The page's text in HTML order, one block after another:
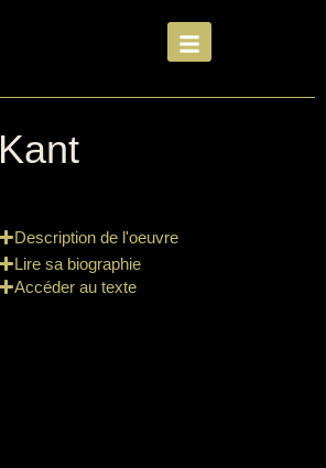
Kant
Description de l'oeuvre
Lire sa biographie
Accéder au texte